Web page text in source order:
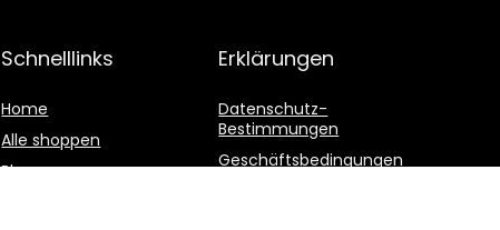
Schnelllinks
Home
Alle shoppen
Blogs
Erklärungen
Datenschutz-
Bestimmungen
Geschäftsbedingungen